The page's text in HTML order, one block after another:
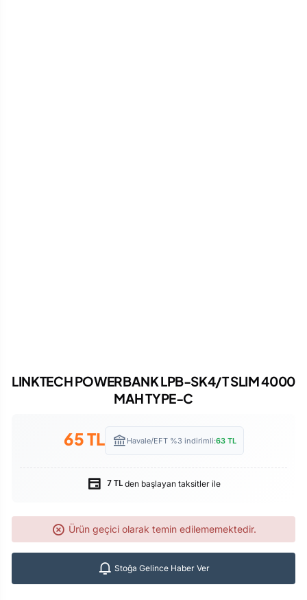
LINKTECH POWERBANK LPB-SK4/T SLIM 4000
MAH TYPE-C
65TL Havale/EFT %3 indirimli:63TL
7 TLden başlayan taksitler ile
Ürün geçici olarak temin edilememektedir.
Stoğa Gelince Haber Ver